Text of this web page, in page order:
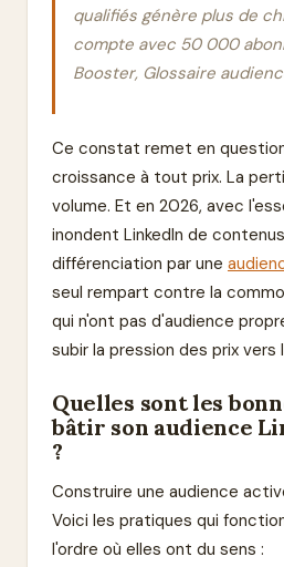
qualifiés génère plus de
compte avec 50 000
Booster, Glossaire
Ce constat remet en
croissance à tout prix. La
volume. Et en 2026, avec
inondent LinkedIn de
différenciation par une
seul rempart contre la
qui n'ont pas d'audience
subir la pression des prix vers
Quelles sont les
bâtir son audience
?
Construire une audience
Voici les pratiques qui
l'ordre où elles ont du sens :